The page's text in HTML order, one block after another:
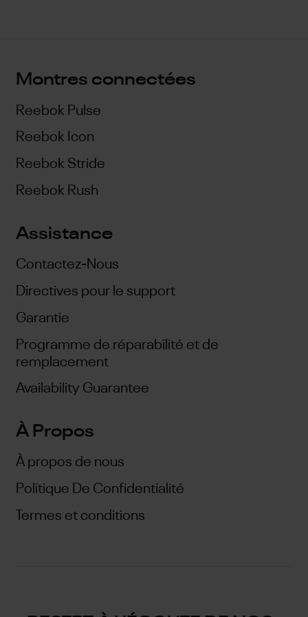
Montres connectées
Reebok Pulse
Reebok Icon
Reebok Stride
Reebok Rush
Assistance
Contactez-Nous
Directives pour le support
Garantie
Programme de réparabilité et de
remplacement
Availability Guarantee
À Propos
À propos de nous
Politique De Confidentialité
Termes et conditions